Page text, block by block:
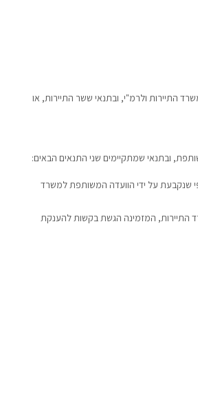
התיירות ולרמ"י, ובתנאי ששר התיירות, או
ובתנאי שמתקיימים שני התנאים הבאים:
שנקבעת על ידי הוועדה המשותפת למשרד
התיירות, המזמינה הגשת בקשות להענקת